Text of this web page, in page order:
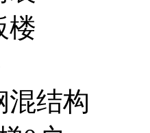
楼
混结构